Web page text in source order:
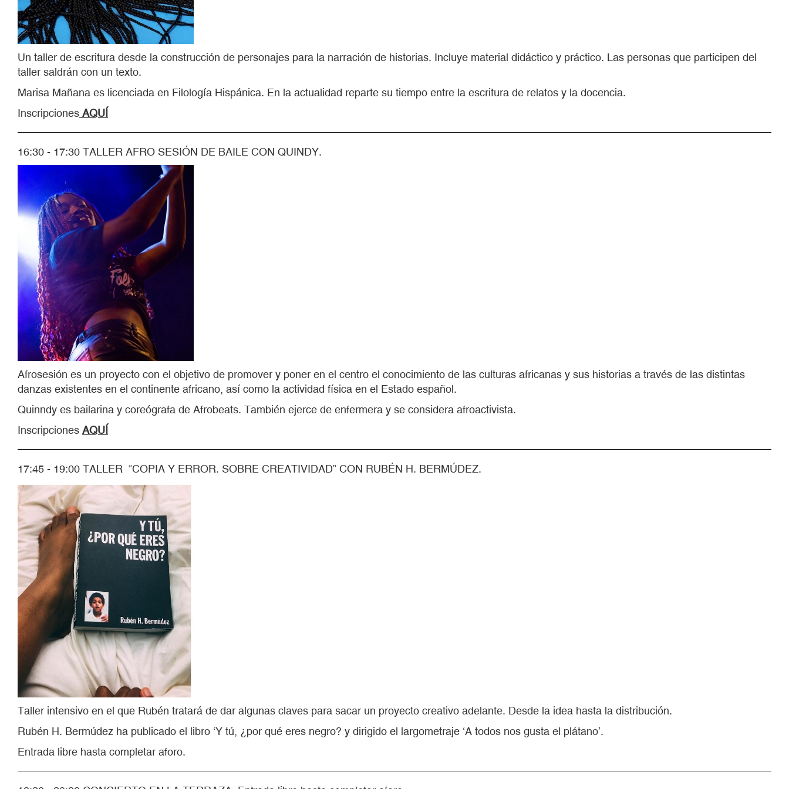
Un taller de escritura desde la construcción de personajes para la narración de historias. Incluye material didáctico y práctico. Las personas que participen del
taller saldrán con un texto.
Marisa Mañana es licenciada en Filología Hispánica. En la actualidad reparte su tiempo entre la escritura de relatos y la docencia.
Inscripciones AQUÍ
16:30 - 17:30 TALLER AFRO SESIÓN DE BAILE CON QUINDY.
Afrosesión es un proyecto con el objetivo de promover y poner en el centro el conocimiento de las culturas africanas y sus historias a través de las distintas
danzas existentes en el continente africano, así como la actividad física en el Estado español.
Quinndy es bailarina y coreógrafa de Afrobeats. También ejerce de enfermera y se considera afroactivista.
Inscripciones AQUÍ
17:45 - 19:00 TALLER “COPIA Y ERROR. SOBRE CREATIVIDAD” CON RUBÉN H. BERMÚDEZ.
Taller intensivo en el que Rubén tratará de dar algunas claves para sacar un proyecto creativo adelante. Desde la idea hasta la distribución.
Rubén H. Bermúdez ha publicado el libro ‘Y tú, ¿por qué eres negro? y dirigido el largometraje ‘A todos nos gusta el plátano’.
Entrada libre hasta completar aforo.